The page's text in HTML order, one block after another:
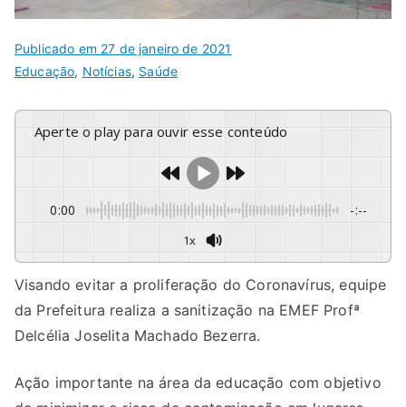
Publicado em 27 de janeiro de 2021
Educação, Notícias, Saúde
Aperte o play para ouvir esse conteúdo
0:00 -:--
1x
Visando evitar a proliferação do Coronavírus, equipe
da Prefeitura realiza a sanitização na EMEF Profª
Delcélia Joselita Machado Bezerra.
Ação importante na área da educação com objetivo